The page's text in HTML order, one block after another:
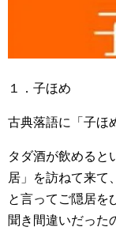
１．子ほめ
古典落語に「子ほ
タダ酒が飲めると
居」を訪ねて来て
と言ってご隠居を
聞き間違いだった